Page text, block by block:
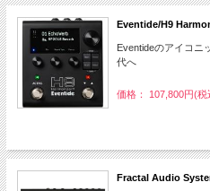
Eventide/H9
Eventideのアイコニ
代へ
価格： 107,800円(税
Fractal Audio